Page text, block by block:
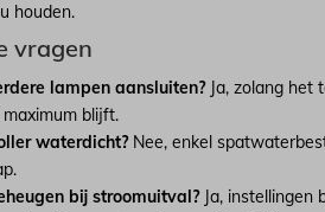
houden.
vragen
lampen aansluiten?Ja, zolang het
blijft.
waterdicht?Nee, enkel
bij stroomuitval?Ja, instellingen